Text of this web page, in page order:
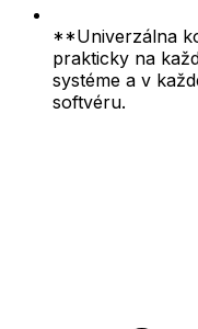
**Univerzálna
prakticky na
systéme a v
softvéru.